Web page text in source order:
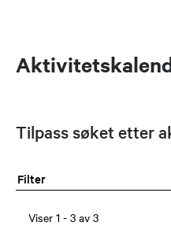
Tilpass søket etter
Filter
Viser 1 - 3 av 3